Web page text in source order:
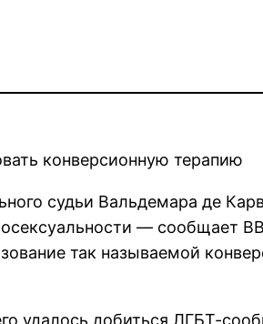
конверсионную терапию
судьи Вальдемара де
— сообщает
так называемой
удалось добиться ЛГБТ-